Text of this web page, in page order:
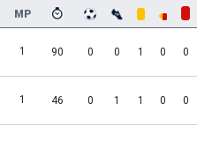
MP
1 90 0 0 1 0 0
1 46 0 1 1 0 0